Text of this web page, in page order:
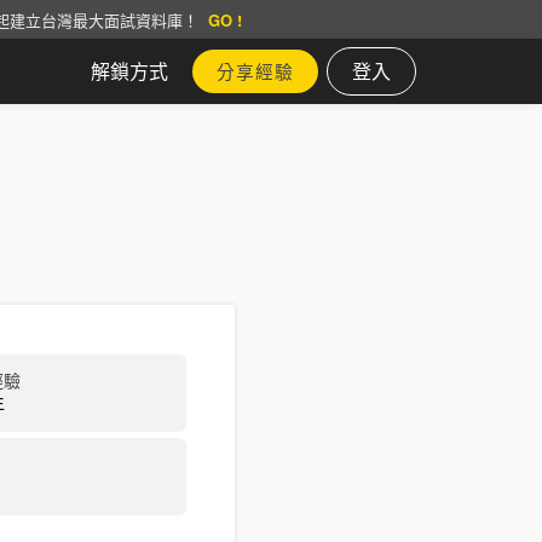
立台灣最大面試資料庫！ GO !
解鎖方式 分享經驗 登入